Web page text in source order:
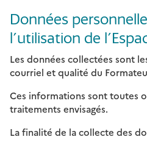
Données
l’utilisation de
Les données collectées sont
courriel et qualité du
Ces informations sont toutes
traitements envisagés.
La finalité de la collecte des